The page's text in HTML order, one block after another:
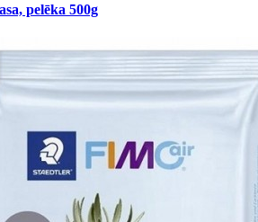
pelēka 500g